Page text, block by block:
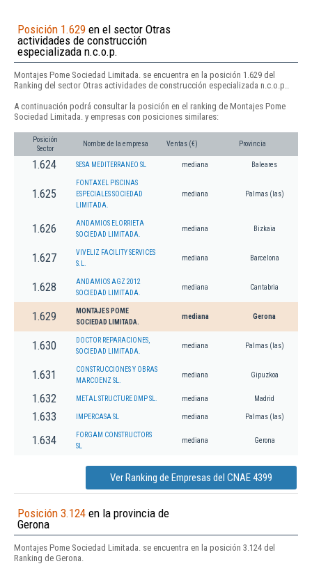
Posición 1.629 en el sector Otras
actividades de construcción
especializada n.c.o.p.
Montajes Pome Sociedad Limitada. se encuentra en la posición 1.629 del
Ranking del sector Otras actividades de construcción especializada n.c.o.p..
A continuación podrá consultar la posición en el ranking de Montajes Pome
Sociedad Limitada. y empresas con posiciones similares:
Posición
Sector
Nombre de la empresa Ventas (€) Provincia
1.624 SESA MEDITERRANEO SL mediana Baleares
1.625
FONTAXEL PISCINAS
ESPECIALES SOCIEDAD
LIMITADA.
mediana Palmas (las)
1.626
ANDAMIOS ELORRIETA
SOCIEDAD LIMITADA.
mediana Bizkaia
1.627
VIVELIZ FACILITY SERVICES
S.L.
mediana Barcelona
1.628
ANDAMIOS AGZ 2012
SOCIEDAD LIMITADA.
mediana Cantabria
1.629
MONTAJES POME
SOCIEDAD LIMITADA.
mediana Gerona
1.630
DOCTOR REPARACIONES,
SOCIEDAD LIMITADA.
mediana Palmas (las)
1.631
CONSTRUCCIONES Y OBRAS
MARCOENZ SL.
mediana Gipuzkoa
1.632 METAL STRUCTURE DMP SL. mediana Madrid
1.633 IMPERCASA SL mediana Palmas (las)
1.634
FORGAM CONSTRUCTORS
SL
mediana Gerona
Ver Ranking de Empresas del CNAE 4399
Posición 3.124 en la provincia de
Gerona
Montajes Pome Sociedad Limitada. se encuentra en la posición 3.124 del
Ranking de Gerona.